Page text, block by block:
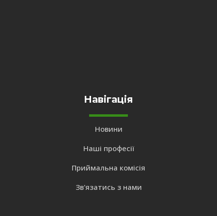
Навігація
Новини
Наші професії
Приймальна комісія
Зв'язатись з нами